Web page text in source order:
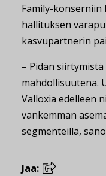
Family-konserniin
hallituksen
kasvupartnerin
– Pidän
mahdollisuutena.
Valloxia edelleen
vankemman
segmenteillä,
Jaa: